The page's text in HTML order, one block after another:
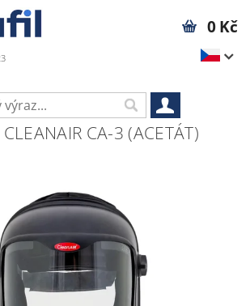
0 Kč
CLEANAIR CA-3 (ACETÁT)